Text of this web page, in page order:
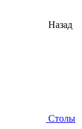
Назад
Столы